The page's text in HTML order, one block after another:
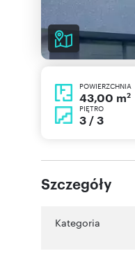
POWIERZCHNIA
43,00 m2
PIĘTRO
3 / 3
Szczegóły
Kategoria